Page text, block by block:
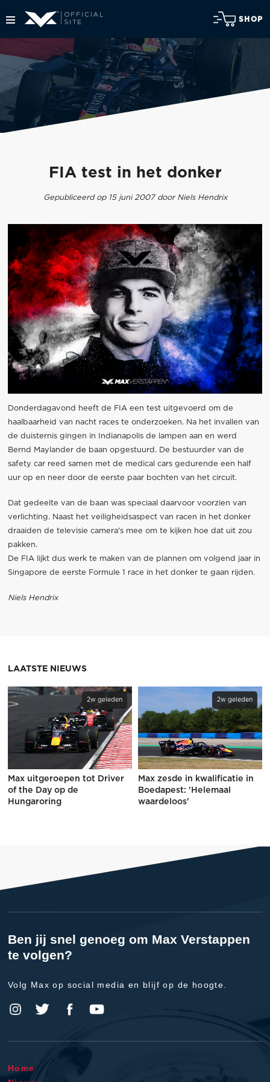
SHOP
FIA test in het donker
Gepubliceerd op 15 juni 2007 door Niels Hendrix
Donderdagavond heeft de FIA een test uitgevoerd om de
haalbaarheid van nacht races te onderzoeken. Na het invallen van
de duisternis gingen in Indianapolis de lampen aan en werd
Bernd Maylander de baan opgestuurd. De bestuurder van de
safety car reed samen met de medical cars gedurende een half
uur op en neer door de eerste paar bochten van het circuit.
Dat gedeelte van de baan was speciaal daarvoor voorzien van
verlichting. Naast het veiligheidsaspect van racen in het donker
draaiden de televisie camera's mee om te kijken hoe dat uit zou
pakken.
De FIA lijkt dus werk te maken van de plannen om volgend jaar in
Singapore de eerste Formule 1 race in het donker te gaan rijden.
Niels Hendrix
LAATSTE NIEUWS
2w geleden
Max uitgeroepen tot Driver
of the Day op de
Hungaroring
2w geleden
Max zesde in kwalificatie in
Boedapest: 'Helemaal
waardeloos'
Ben jij snel genoeg om Max Verstappen
te volgen?
Volg Max op social media en blijf op de hoogte.
Home